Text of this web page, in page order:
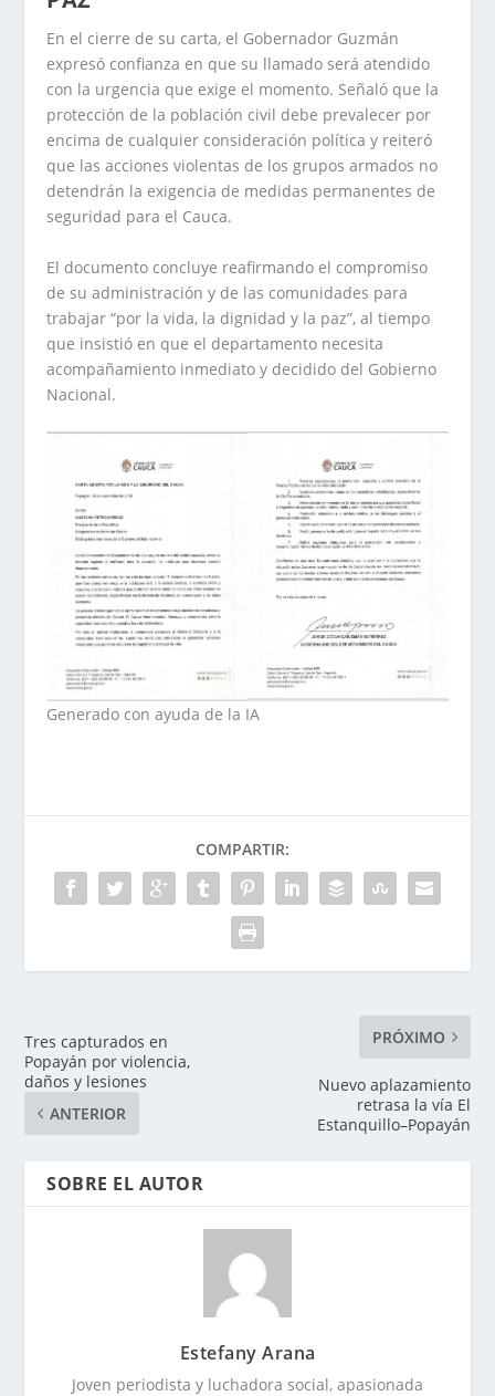
En el cierre de su carta, el Gobernador Guzmán
expresó confianza en que su llamado será atendido
con la urgencia que exige el momento. Señaló que la
protección de la población civil debe prevalecer por
encima de cualquier consideración política y reiteró
que las acciones violentas de los grupos armados no
detendrán la exigencia de medidas permanentes de
seguridad para el Cauca.
El documento concluye reafirmando el compromiso
de su administración y de las comunidades para
trabajar “por la vida, la dignidad y la paz”, al tiempo
que insistió en que el departamento necesita
acompañamiento inmediato y decidido del Gobierno
Nacional.
Generado con ayuda de la IA
COMPARTIR:
Tres capturados en
Popayán por violencia,
daños y lesiones
ANTERIOR
PRÓXIMO
Nuevo aplazamiento
retrasa la vía El
Estanquillo–Popayán
SOBRE EL AUTOR
Estefany Arana
Joven periodista y luchadora social, apasionada